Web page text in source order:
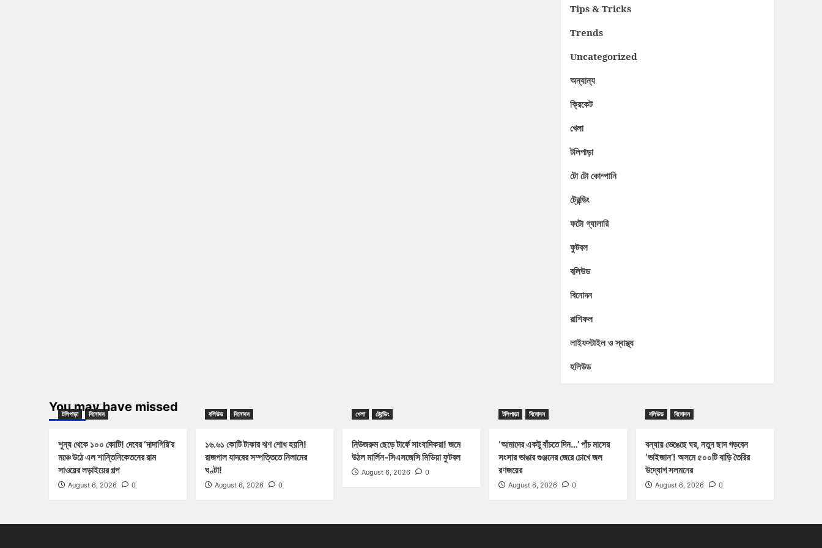
Tips & Tricks
Trends
Uncategorized
অন্যান্য
ক্রিকেট
খেলা
টলিপাড়া
টো টো কোম্পানি
ট্রেন্ডিং
ফটো গ্যালারি
ফুটবল
বলিউড
বিনোদন
রাশিফল
লাইফস্টাইল ও স্বাস্থ্য
হলিউড
You may have missed
টলিপাড়া বিনোদন
শূন্য থেকে ১০০ কোটি! দেবের ‘দাদাগিরি’র
মঞ্চে উঠে এল শান্তিনিকেতনের রাম
সাওয়ের লড়াইয়ের গল্প
August 6, 2026 0
বলিউড বিনোদন
১৬.৬১ কোটি টাকার ঋণ শোধ হয়নি!
রাজপাল যাদবের সম্পত্তিতে নিলামের
ঘণ্টা!
August 6, 2026 0
খেলা ট্রেন্ডিং
নিউজরুম ছেড়ে টার্ফে সাংবাদিকরা! জমে
উঠল মার্লিন-সিএসজেসি মিডিয়া ফুটবল
August 6, 2026 0
টলিপাড়া বিনোদন
‘আমাদের একটু বাঁচতে দিন…’ পাঁচ মাসের
সংসার ভাঙার গুঞ্জনের জেরে চোখে জল
রণজয়ের
August 6, 2026 0
বলিউড বিনোদন
বন্যায় ভেঙেছে ঘর, নতুন ছাদ গড়বেন
‘ভাইজান’! অসমে ৫০০টি বাড়ি তৈরির
উদ্যোগ সলমনের
August 6, 2026 0